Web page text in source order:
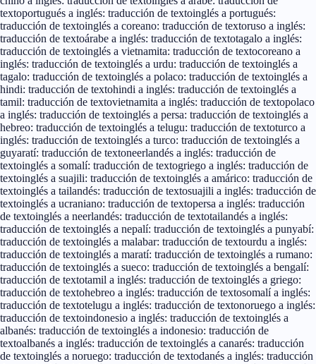
textoportugués a inglés: traducción de textoinglés a portugués:
traducción de textoinglés a coreano: traducción de textoruso a inglés:
traducción de textoárabe a inglés: traducción de textotagalo a inglés:
traducción de textoinglés a vietnamita: traducción de textocoreano a
inglés: traducción de textoinglés a urdu: traducción de textoinglés a
tagalo: traducción de textoinglés a polaco: traducción de textoinglés a
hindi: traducción de textohindi a inglés: traducción de textoinglés a
tamil: traducción de textovietnamita a inglés: traducción de textopolaco
a inglés: traducción de textoinglés a persa: traducción de textoinglés a
hebreo: traducción de textoinglés a telugu: traducción de textoturco a
inglés: traducción de textoinglés a turco: traducción de textoinglés a
guyaratí: traducción de textoneerlandés a inglés: traducción de
textoinglés a somalí: traducción de textogriego a inglés: traducción de
textoinglés a suajili: traducción de textoinglés a amárico: traducción de
textoinglés a tailandés: traducción de textosuajili a inglés: traducción de
textoinglés a ucraniano: traducción de textopersa a inglés: traducción
de textoinglés a neerlandés: traducción de textotailandés a inglés:
traducción de textoinglés a nepalí: traducción de textoinglés a punyabí:
traducción de textoinglés a malabar: traducción de textourdu a inglés:
traducción de textoinglés a maratí: traducción de textoinglés a rumano:
traducción de textoinglés a sueco: traducción de textoinglés a bengalí:
traducción de textotamil a inglés: traducción de textoinglés a griego:
traducción de textohebreo a inglés: traducción de textosomalí a inglés:
traducción de textotelugu a inglés: traducción de textonoruego a inglés:
traducción de textoindonesio a inglés: traducción de textoinglés a
albanés: traducción de textoinglés a indonesio: traducción de
textoalbanés a inglés: traducción de textoinglés a canarés: traducción
de textoinglés a noruego: traducción de textodanés a inglés: traducción